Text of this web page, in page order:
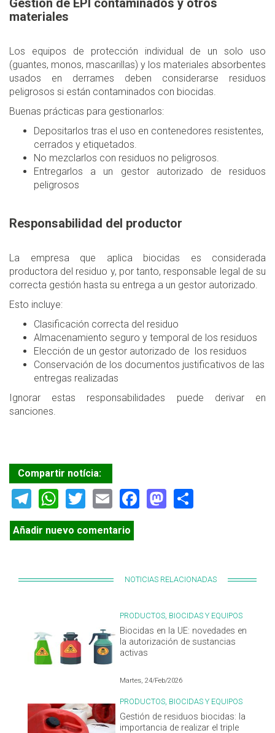
materiales
Los equipos de protección individual de un solo uso
(guantes, monos, mascarillas) y los materiales absorbentes
usados en derrames deben considerarse residuos
peligrosos si están contaminados con biocidas.
Buenas prácticas para gestionarlos:
Depositarlos tras el uso en contenedores resistentes,
cerrados y etiquetados.
No mezclarlos con residuos no peligrosos.
Entregarlos a un gestor autorizado de residuos
peligrosos
Responsabilidad del productor
La empresa que aplica biocidas es considerada
productora del residuo y, por tanto, responsable legal de su
correcta gestión hasta su entrega a un gestor autorizado.
Esto incluye:
Clasificación correcta del residuo
Almacenamiento seguro y temporal de los residuos
Elección de un gestor autorizado de los residuos
Conservación de los documentos justificativos de las
entregas realizadas
Ignorar estas responsabilidades puede derivar en
sanciones.
Compartir notícia:
Telegram
WhatsApp
TwitterEmailFacebook
Mastodon
Añadir nuevo comentario
NOTICIAS RELACIONADAS
PRODUCTOS, BIOCIDAS Y EQUIPOS
Biocidas en la UE: novedades en
la autorización de sustancias
activas
Martes, 24/Feb/2026
PRODUCTOS, BIOCIDAS Y EQUIPOS
Gestión de residuos biocidas: la
importancia de realizar el triple